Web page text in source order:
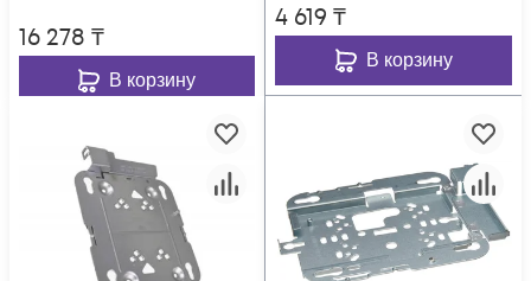
16 278 ₸
В корзину
4 619 ₸
В корзину